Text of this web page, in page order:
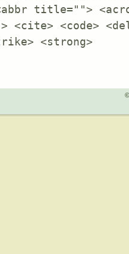
title="">
<cite> <code>
<strong>